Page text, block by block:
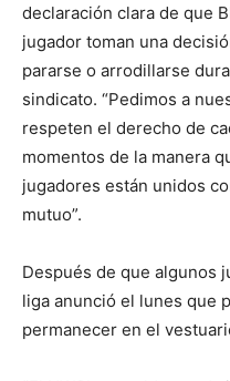
declaración clara de que
jugador toman una
pararse o arrodillarse
sindicato. “Pedimos a
respeten el derecho de
momentos de la manera
jugadores están unidos
mutuo”.
Después de que algunos
liga anunció el lunes que
permanecer en el